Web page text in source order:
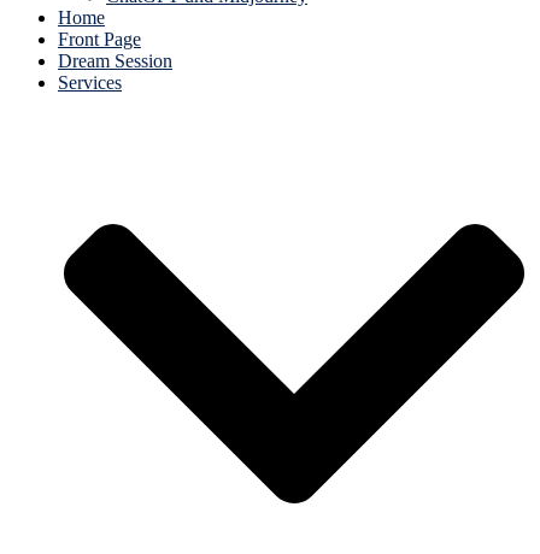
Home
Front Page
Dream Session
Services